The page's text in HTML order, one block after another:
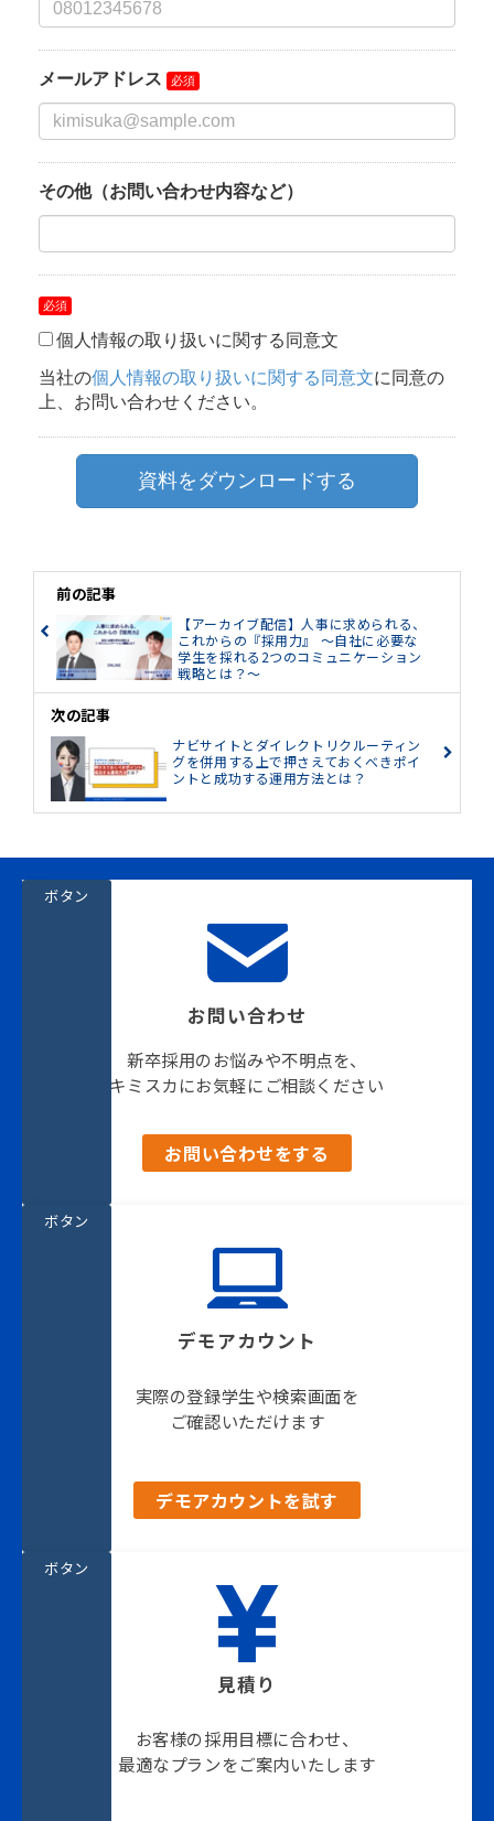
前の記事
【アーカイブ配信】人事に求められる、
これからの『採用力』 ～自社に必要な
学生を採れる2つのコミュニケーション
戦略とは？～
次の記事
ナビサイトとダイレクトリクルーティン
グを併用する上で押さえておくべきポイ
ントと成功する運用方法とは？
お問い合わせ
新卒採用のお悩みや不明点を、
キミスカにお気軽にご相談ください
ボタン
お問い合わせをする
デモアカウント
実際の登録学生や検索画面を
ご確認いただけます
ボタン
デモアカウントを試す
見積り
お客様の採用目標に合わせ、
最適なプランをご案内いたします
ボタン